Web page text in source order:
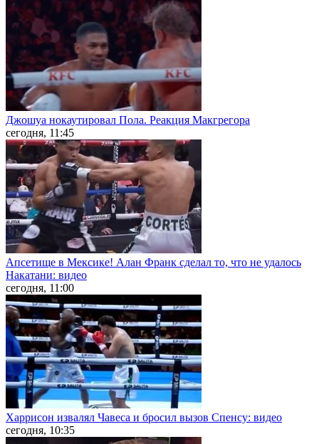
Джошуа нокаутировал Пола. Реакция Макгрегора
сегодня, 11:45
Апсетище в Мексике! Алан Франк сделал то, что не удалось
Накатани: видео
сегодня, 11:00
Харрисон извалял Чавеса и бросил вызов Спенсу: видео
сегодня, 10:35